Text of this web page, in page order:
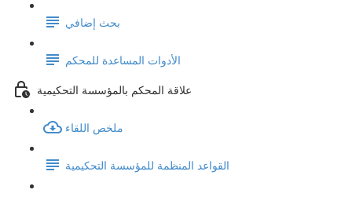
بحث إضافي
الأدوات المساعدة للمحكم
علاقة المحكم بالمؤسسة التحكيمية
ملخص اللقاء
القواعد المنظمة للمؤسسة التحكيمية